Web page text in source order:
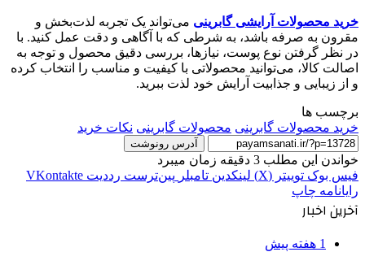
خرید محصولات آرایشی گابرینی می‌تواند یک تجربه لذت‌بخش و
مقرون به صرفه باشد، به شرطی که با آگاهی و دقت عمل کنید. با
در نظر گرفتن نوع پوست، نیازها، بررسی دقیق محصول و توجه به
اصالت کالا، می‌توانید محصولاتی با کیفیت و مناسب را انتخاب کرده
و از زیبایی و جذابیت آرایش خود لذت ببرید.
برچسب ها
خرید محصولات گابرینی محصولات گابرینی نکات خرید
آدرس رونوشت
خواندن این مطلب 3 دقیقه زمان میبرد
فیس بوک توییتر (X) لینکدین ‫تامبلر ‫پین‌ترست ‫رددیت ‫VKontakte
رایانامه چاپ
آخرین اخبار
1 هفته پیش